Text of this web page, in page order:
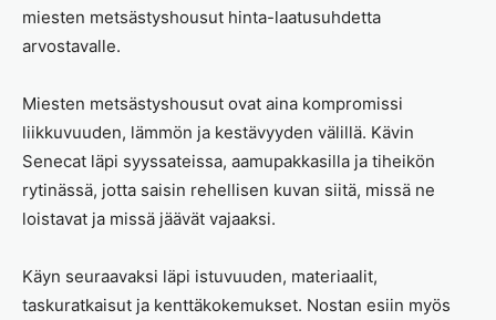
miesten metsästyshousut hinta-laatusuhdetta
arvostavalle.
Miesten metsästyshousut ovat aina kompromissi
liikkuvuuden, lämmön ja kestävyyden välillä. Kävin
Senecat läpi syyssateissa, aamupakkasilla ja tiheikön
rytinässä, jotta saisin rehellisen kuvan siitä, missä ne
loistavat ja missä jäävät vajaaksi.
Käyn seuraavaksi läpi istuvuuden, materiaalit,
taskuratkaisut ja kenttäkokemukset. Nostan esiin myös